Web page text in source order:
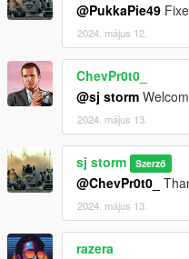
@PukkaPie49
2024. május 12.
ChevPr0t0_
@sj storm
2024. május 13.
sj storm Szerző
@ChevPr0t0_
2024. május 13.
razera